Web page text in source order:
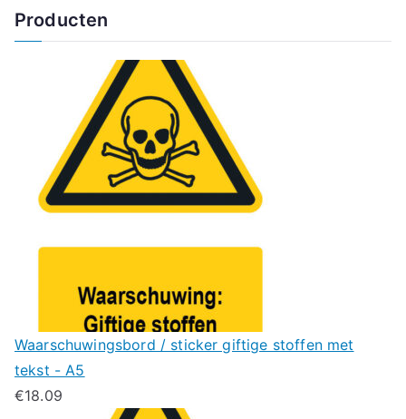
Producten
Waarschuwingsbord / sticker giftige stoffen met
tekst - A5
€18.09